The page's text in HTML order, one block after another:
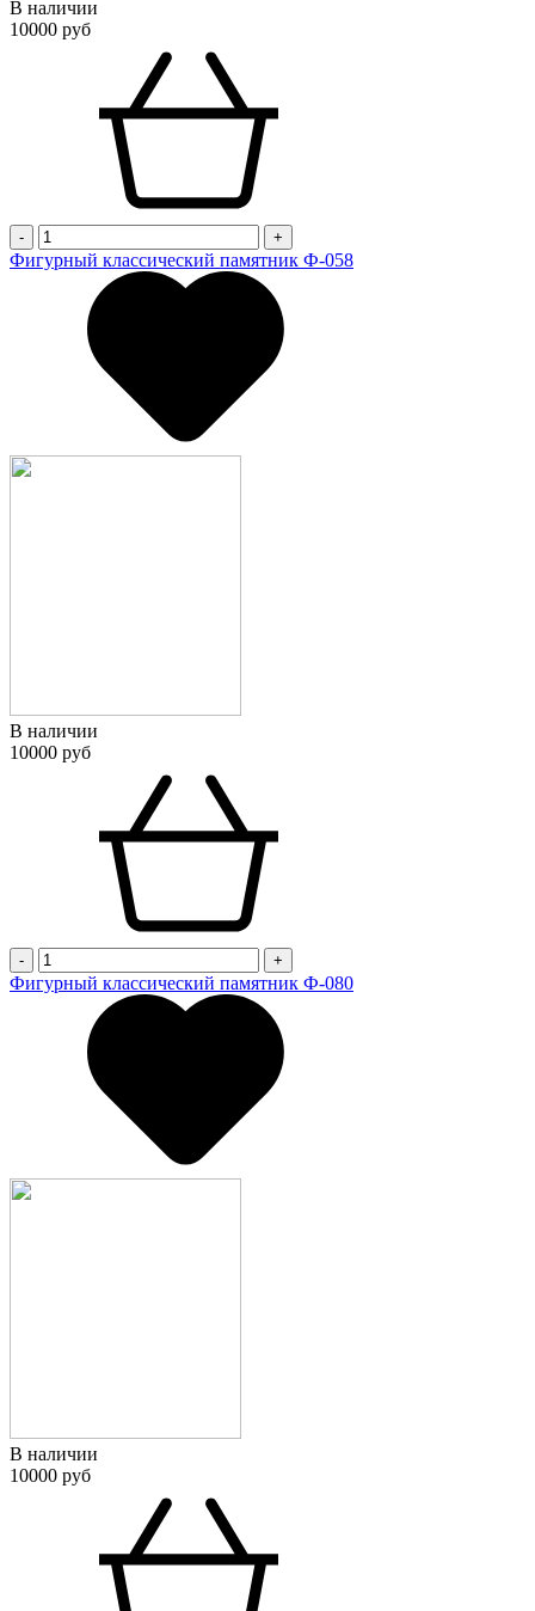
В наличии
10000 руб
- +
Фигурный классический памятник Ф-058
В наличии
10000 руб
- +
Фигурный классический памятник Ф-080
В наличии
10000 руб